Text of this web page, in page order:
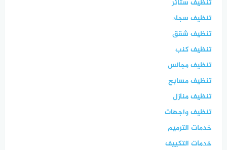
تنظيف ستائر
تنظيف سجاد
تنظيف شقق
تنظيف كنب
تنظيف مجالس
تنظيف مسابح
تنظيف منازل
تنظيف واجهات
خدمات الترميم
خدمات التكييف